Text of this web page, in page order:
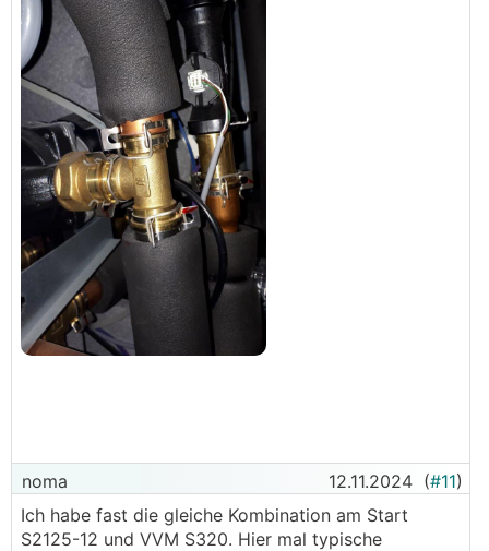
noma 12.11.2024 (#11)
Ich habe fast die gleiche Kombination am Start
S2125-12 und VVM S320. Hier mal typische